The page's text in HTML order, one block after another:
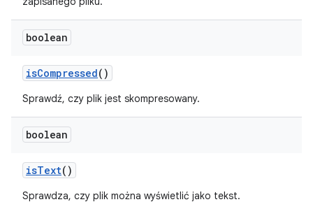
boolean
isCompressed()
Sprawdź, czy plik jest skompresowany.
boolean
isText()
Sprawdza, czy plik można wyświetlić jako tekst.